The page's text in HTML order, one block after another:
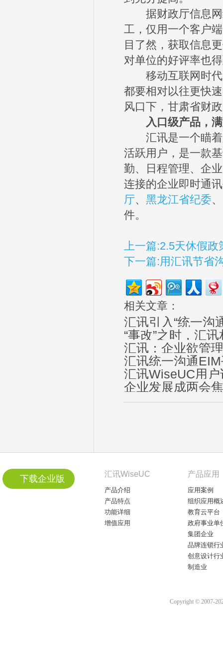
据财政厅信息网
工，仅用一个客户
目了然，获取信息
对单位的好评率也
移动互联网时代
都要相对以往更快
风口下，甘肃省财
入口级产品，满
汇讯是一个瞄着
活跃用户，是一款
勤、日程管理、企
连接的企业即时通
厅、 黑龙江省纪委、
件。
上一篇:2.5天休假政
下一篇:用汇讯节省
相关文章：
汇讯引入“统一沟
“事改”之时，汇
汇讯：企业欲管
汇讯统一沟通
汇讯WiseUC用
企业发展成两会
下载企业版 汇讯WiseUC
产品介绍
产品特点
功能详细
增值应用
产品应用
应用案例
组织应用概
教育云平台
政府事业单
集团企业
品牌连锁行
创意设计行
制造业
Copyright © 2007-